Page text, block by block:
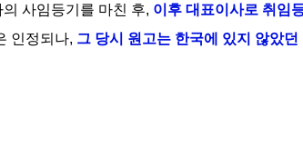
사임등기를 마친 후, 이후 대표이사로 취임
인정되나, 그 당시 원고는 한국에 있지 않았던